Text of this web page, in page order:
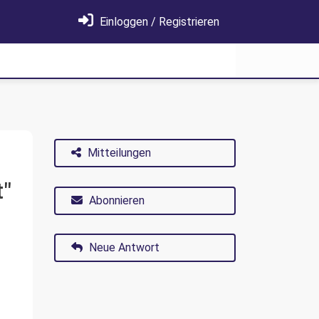
Einloggen / Registrieren
Mitteilungen
Abonnieren
Neue Antwort